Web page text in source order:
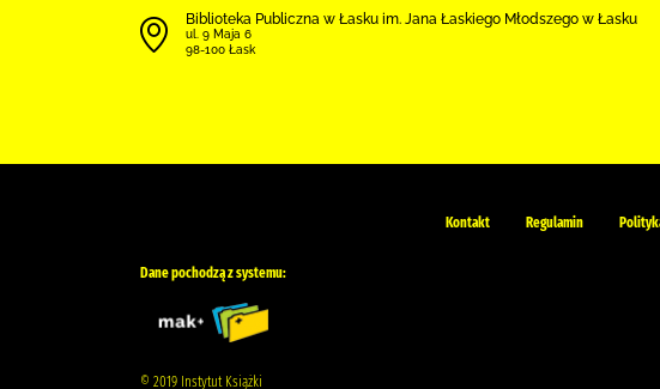
Biblioteka Publiczna w Łasku im. Jana Łaskiego Młodszego w Łasku
ul. 9 Maja 6
98-100 Łask
Kontakt Regulamin
Dane pochodzą z systemu:
© 2019 Instytut Książki